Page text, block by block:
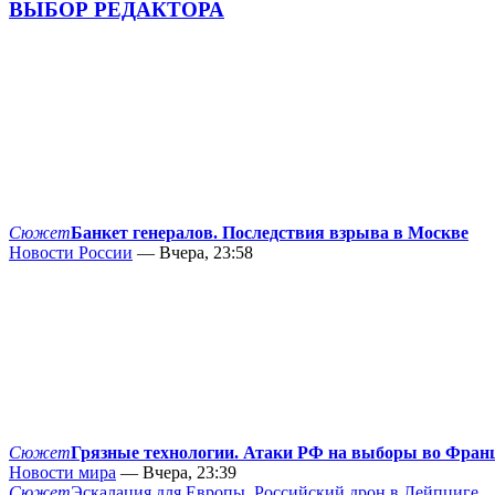
ВЫБОР РЕДАКТОРА
СюжетБанкет генералов. Последствия взрыва в Москве
Новости России — Вчера, 23:58
СюжетГрязные технологии. Атаки РФ на выборы во
Новости мира — Вчера, 23:39